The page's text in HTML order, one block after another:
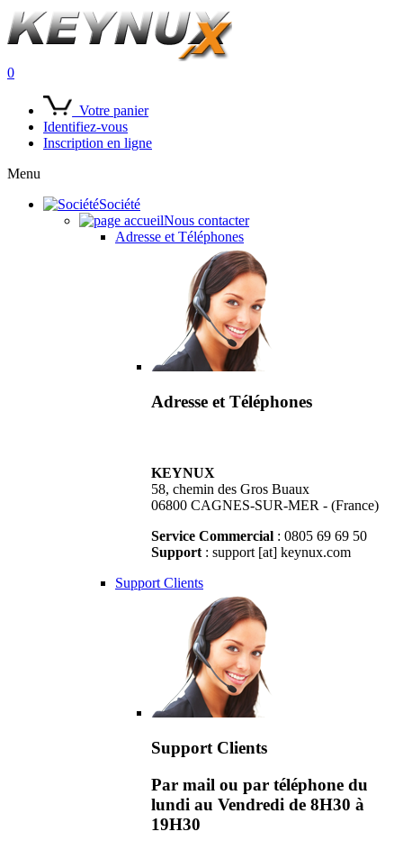
0
Votre panier
Identifiez-vous
Inscription en ligne
Menu
Société
Nous contacter
Adresse et Téléphones
Adresse et Téléphones
KEYNUX
58, chemin des Gros Buaux
06800 CAGNES-SUR-MER - (France)
Service Commercial : 0805 69 69 50
Support : support [at] keynux.com
Support Clients
Support Clients
Par mail ou par téléphone du
lundi au Vendredi de 8H30 à
19H30